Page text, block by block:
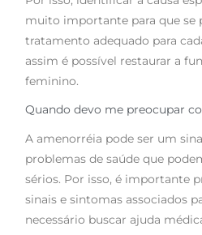
muito importante para que se
tratamento adequado para
assim é possível restaurar a
feminino.
Quando devo me preocupar
A amenorréia pode ser um
problemas de saúde que
sérios. Por isso, é importante
sinais e sintomas associados
necessário buscar ajuda